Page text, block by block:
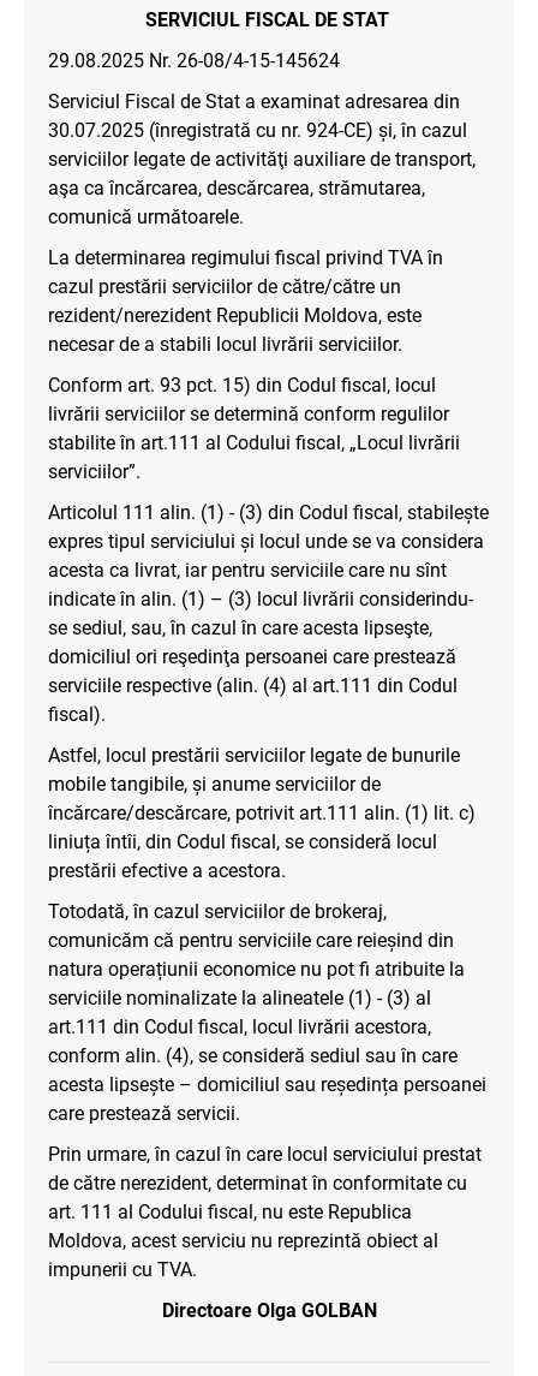
SERVICIUL FISCAL DE STAT
29.08.2025 Nr. 26-08/4-15-145624
Serviciul Fiscal de Stat a examinat adresarea din
30.07.2025 (înregistrată cu nr. 924-CE) și, în cazul
serviciilor legate de activităţi auxiliare de transport,
aşa ca încărcarea, descărcarea, strămutarea,
comunică următoarele.
La determinarea regimului fiscal privind TVA în
cazul prestării serviciilor de către/către un
rezident/nerezident Republicii Moldova, este
necesar de a stabili locul livrării serviciilor.
Conform art. 93 pct. 15) din Codul fiscal, locul
livrării serviciilor se determină conform regulilor
stabilite în art.111 al Codului fiscal, „Locul livrării
serviciilor”.
Articolul 111 alin. (1) - (3) din Codul fiscal, stabilește
expres tipul serviciului și locul unde se va considera
acesta ca livrat, iar pentru serviciile care nu sînt
indicate în alin. (1) – (3) locul livrării considerindu-
se sediul, sau, în cazul în care acesta lipseşte,
domiciliul ori reşedinţa persoanei care prestează
serviciile respective (alin. (4) al art.111 din Codul
fiscal).
Astfel, locul prestării serviciilor legate de bunurile
mobile tangibile, și anume serviciilor de
încărcare/descărcare, potrivit art.111 alin. (1) lit. c)
liniuța întîi, din Codul fiscal, se consideră locul
prestării efective a acestora.
Totodată, în cazul serviciilor de brokeraj,
comunicăm că pentru serviciile care reieșind din
natura operațiunii economice nu pot fi atribuite la
serviciile nominalizate la alineatele (1) - (3) al
art.111 din Codul fiscal, locul livrării acestora,
conform alin. (4), se consideră sediul sau în care
acesta lipsește – domiciliul sau reședința persoanei
care prestează servicii.
Prin urmare, în cazul în care locul serviciului prestat
de către nerezident, determinat în conformitate cu
art. 111 al Codului fiscal, nu este Republica
Moldova, acest serviciu nu reprezintă obiect al
impunerii cu TVA.
Directoare Olga GOLBAN